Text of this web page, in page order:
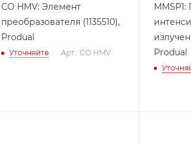
CO HMV: Элемент
преобразователя (1135510),
Produal
Уточняйте Арт.: CO HMV
излучения
Produal